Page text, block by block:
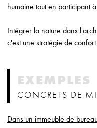
humaine tout en participant
Intégrer la nature dans
c'est une stratégie de
EXEMPLES
CONCRETS DE
Dans un immeuble de